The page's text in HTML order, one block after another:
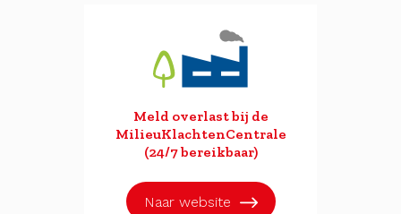
Meld overlast bij de
MilieuKlachtenCentrale
(24/7 bereikbaar)
Naar website